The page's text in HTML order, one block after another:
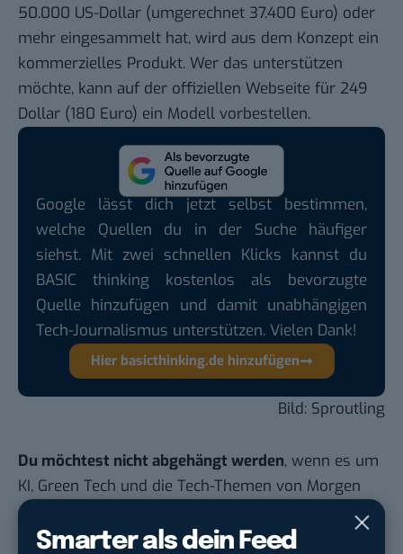
Smarter als dein Feed
50.000 US-Dollar (umgerechnet 37.400 Euro) oder
mehr eingesammelt hat, wird aus dem Konzept ein
kommerzielles Produkt. Wer das unterstützen
möchte, kann auf der offiziellen Webseite für 249
Dollar (180 Euro) ein Modell vorbestellen.
Google lässt dich jetzt selbst bestimmen,
welche Quellen du in der Suche häufiger
siehst. Mit zwei schnellen Klicks kannst du
BASIC thinking kostenlos als bevorzugte
Quelle hinzufügen und damit unabhängigen
Tech-Journalismus unterstützen. Vielen Dank!
Hier basicthinking.de hinzufügen
Bild: Sproutling
Du möchtest nicht abgehängt werden, wenn es um
KI, Green Tech und die Tech-Themen von Morgen
geht? Über 12.000 smarte Leser bekommen jeden
Tag UPDATE, unser Tech-Briefing mit den